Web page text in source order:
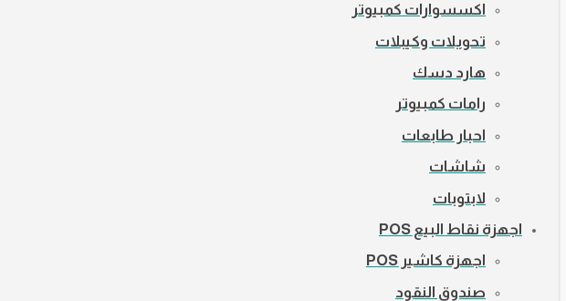
اكسسوارات كمبيوتر
تحويلات وكيبلات
هارد دسك
رامات كمبيوتر
احبار طابعات
شاشات
لابتوبات
اجهزة نقاط البيع POS
اجهزة كاشير POS
صندوق النقود